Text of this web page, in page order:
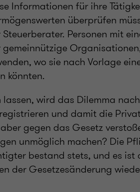
Informationen für ihre
überprüfen
Personen mit
wo sie nach Vorlage
könnten.
wird das Dilemma
und damit die
gegen das Gesetz
unmöglich machen? Die
bestand stets, und es ist
der Gesetzesänderung